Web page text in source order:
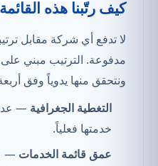
كيف رتّبنا هذه القائمة
لا تدفع أي شركة مقابل
مدفوعة. الترتيب مبني
ونتحقق منها يدوياً وفق
التغطية الجغرافية —
خدمتها فعلياً.
عمق قائمة الخدمات —